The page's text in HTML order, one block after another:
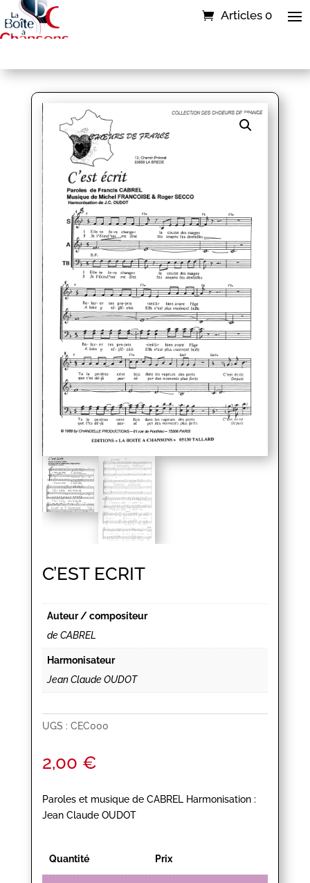
Articles 0
C’EST ECRIT
Auteur / compositeur
de CABREL
Harmonisateur
Jean Claude OUDOT
UGS : CEC000
2,00 €
Paroles et musique de CABREL Harmonisation :
Jean Claude OUDOT
Quantité Prix